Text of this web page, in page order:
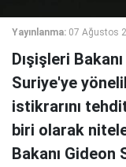
Yayınlanma: 07 Ağustos
Dışişleri
Suriye'ye
istikrarını
biri olarak
Bakanı